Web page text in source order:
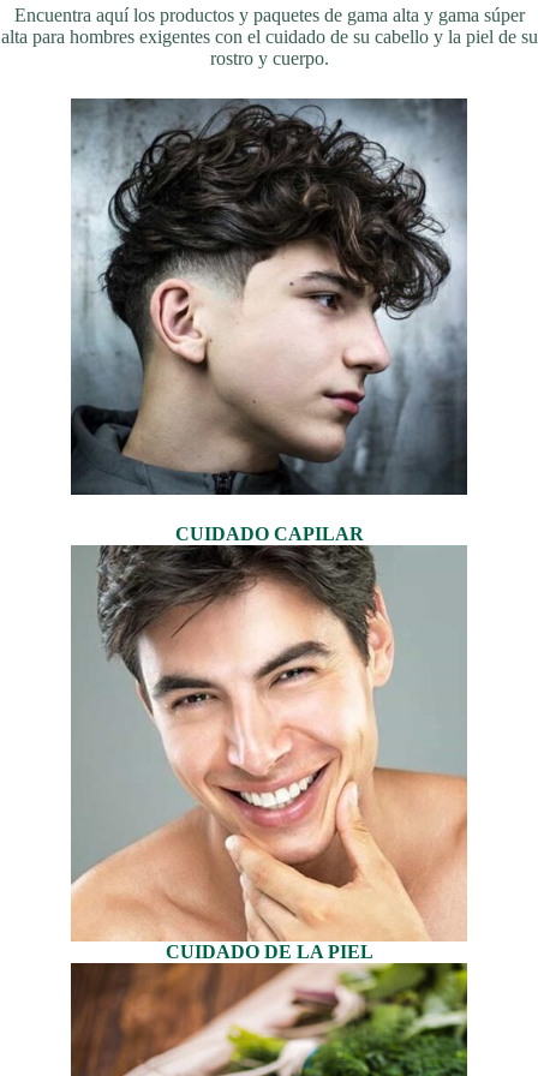
Encuentra aquí los productos y paquetes de gama alta y gama súper
alta para hombres exigentes con el cuidado de su cabello y la piel de su
rostro y cuerpo.
CUIDADO CAPILAR
CUIDADO DE LA PIEL